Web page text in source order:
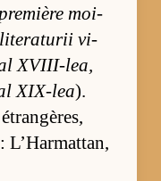
mo­i­
vi­
XVI­II-lea,
XI­X-lea).
L’Har­mat­tan,